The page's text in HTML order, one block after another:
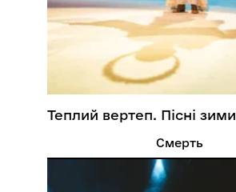
Теплий вертеп. Пісні зими
Смерть